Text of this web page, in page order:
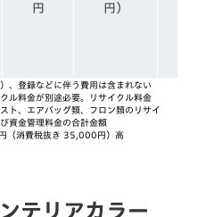
円
円）
、登録などに伴う費用は含まれない
ル料金が別途必要。リサイクル料金
ト、エアバッグ類、フロン類のリサイ
資金管理料金の合計金額
（消費税抜き 35,000円）高
テリアカラー